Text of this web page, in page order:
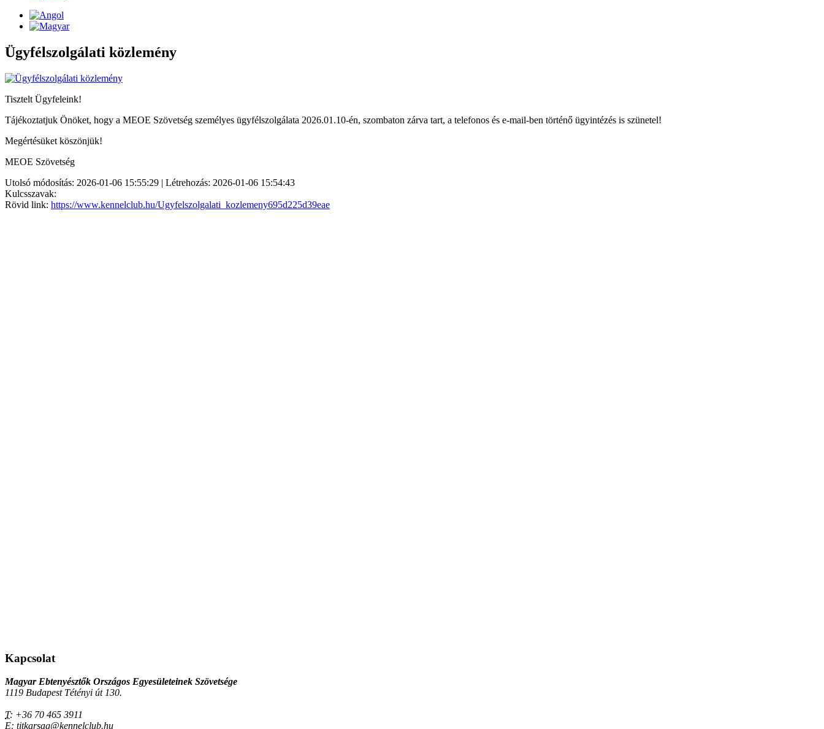
Ügyfélszolgálati közlemény
Tisztelt Ügyfeleink!
Tájékoztatjuk Önöket, hogy a MEOE Szövetség személyes ügyfélszolgálata 2026.01.10-én, szombaton zárva tart, a telefonos és e-mail-ben történő ügyintézés is szünetel!
Megértésüket köszönjük!
MEOE Szövetség
Utolsó módosítás: 2026-01-06 15:55:29 | Létrehozás: 2026-01-06 15:54:43
Kulcsszavak:
Rövid link: https://www.kennelclub.hu/Ugyfelszolgalati_kozlemeny695d225d39eae
Kapcsolat
Magyar Ebtenyésztők Országos Egyesületeinek Szövetsége
1119 Budapest Tétényi út 130.
T: +36 70 465 3911
E: titkarsag@kennelclub.hu